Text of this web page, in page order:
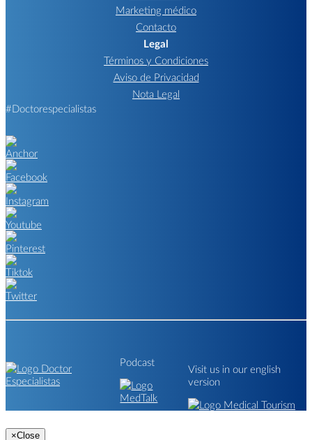
Marketing médico
Contacto
Legal
Términos y Condiciones
Aviso de Privacidad
Nota Legal
#Doctorespecialistas
Podcast
Visit us in our english
version
×Close